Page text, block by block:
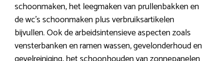
schoonmaken, het leegmaken van prullenbakken en
de wc’s schoonmaken plus verbruiksartikelen
bijvullen. Ook de arbeidsintensieve aspecten zoals
vensterbanken en ramen wassen, gevelonderhoud en